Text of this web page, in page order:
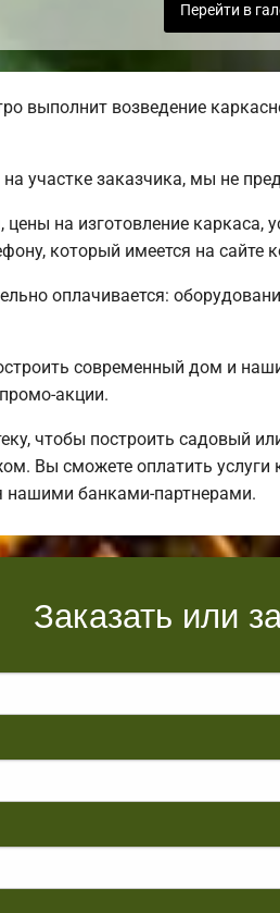
Перейти в
выполнит возведение
участке заказчика, мы не
на изготовление каркаса,
который имеется на сайте
оплачивается:
современный дом и
акции.
чтобы построить садовый
Вы сможете оплатить
нашими банками-партнерами.
Заказать или